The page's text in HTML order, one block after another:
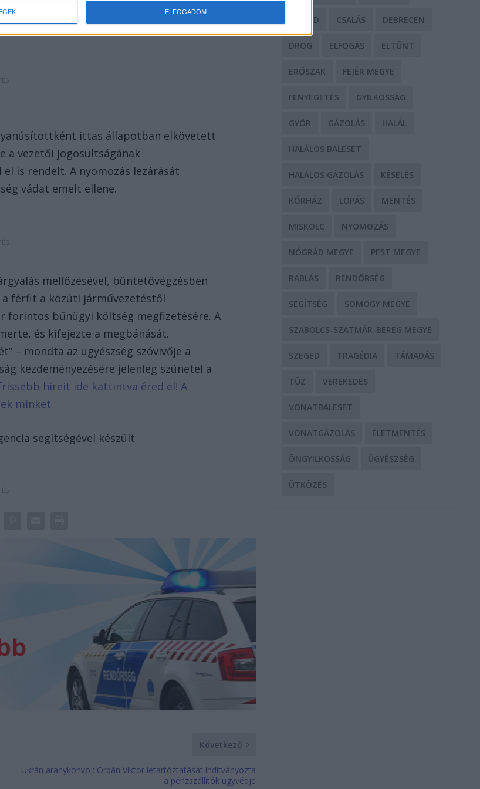
ELFOGADOM
ittas állapotban elkövetett
a vezetői jogosultságának
is rendelt. A nyomozás lezárását
vádat emelt ellene.
mellőzésével, büntetővégzésben
férfit a közúti járművezetéstől
forintos bűnügyi költség megfizetésére. A
és kifejezte a megbánását.
– mondta az ügyészség szóvivője a
kezdeményezésére jelenleg szünetel a
híreit ide kattintva éred el! A
minket.
segítségével készült
Következő
Ukrán aranykonvoj: Orbán Viktor letartóztatását indítványozta
a pénzszállítók ügyvédje
CSALÁD CSALÁS DEBRECEN
DROG ELFOGÁS ELTŰNT
ERŐSZAK FEJÉR MEGYE
FENYEGETÉS GYILKOSSÁG
GYŐR GÁZOLÁS HALÁL
HALÁLOS BALESET
HALÁLOS GÁZOLÁS KÉSELÉS
KÓRHÁZ LOPÁS MENTÉS
MISKOLC NYOMOZÁS
NÓGRÁD MEGYE PEST MEGYE
RABLÁS RENDŐRSÉG
SEGÍTSÉG SOMOGY MEGYE
SZABOLCS-SZATMÁR-BEREG MEGYE
SZEGED TRAGÉDIA TÁMADÁS
TŰZ VEREKEDÉS
VONATBALESET
VONATGÁZOLÁS ÉLETMENTÉS
ÖNGYILKOSSÁG ÜGYÉSZSÉG
ÜTKÖZÉS